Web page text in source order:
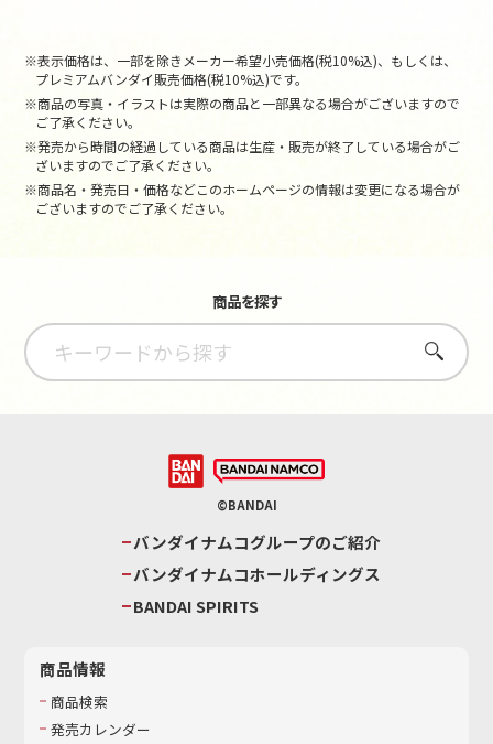
※表示価格は、一部を除きメーカー希望小売価格(税10%込)、もしくは、
プレミアムバンダイ販売価格(税10%込)です。
※商品の写真・イラストは実際の商品と一部異なる場合がございますので
ご了承ください。
※発売から時間の経過している商品は生産・販売が終了している場合がご
ざいますのでご了承ください。
※商品名・発売日・価格などこのホームページの情報は変更になる場合が
ございますのでご了承ください。
商品を探す
さがす
©BANDAI
バンダイナムコグループのご紹介
バンダイナムコホールディングス
BANDAI SPIRITS
商品情報
商品検索
発売カレンダー